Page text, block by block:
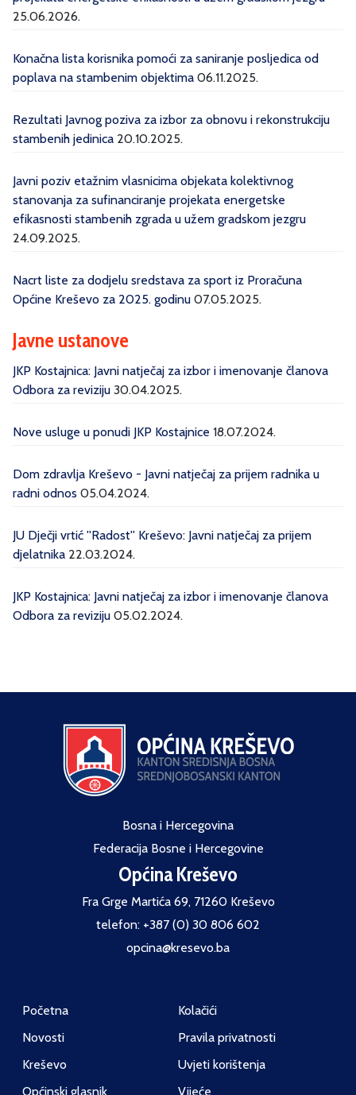
25.06.2026.
Konačna lista korisnika pomoći za saniranje posljedica od
poplava na stambenim objektima 06.11.2025.
Rezultati Javnog poziva za izbor za obnovu i rekonstrukciju
stambenih jedinica 20.10.2025.
Javni poziv etažnim vlasnicima objekata kolektivnog
stanovanja za sufinanciranje projekata energetske
efikasnosti stambenih zgrada u užem gradskom jezgru
24.09.2025.
Nacrt liste za dodjelu sredstava za sport iz Proračuna
Općine Kreševo za 2025. godinu 07.05.2025.
Javne ustanove
JKP Kostajnica: Javni natječaj za izbor i imenovanje članova
Odbora za reviziju 30.04.2025.
Nove usluge u ponudi JKP Kostajnice 18.07.2024.
Dom zdravlja Kreševo - Javni natječaj za prijem radnika u
radni odnos 05.04.2024.
JU Dječji vrtić ''Radost'' Kreševo: Javni natječaj za prijem
djelatnika 22.03.2024.
JKP Kostajnica: Javni natječaj za izbor i imenovanje članova
Odbora za reviziju 05.02.2024.
Bosna i Hercegovina
Federacija Bosne i Hercegovine
Općina Kreševo
Fra Grge Martića 69, 71260 Kreševo
telefon: +387 (0) 30 806 602
opcina@kresevo.ba
Početna
Novosti
Kreševo
Općinski glasnik
Kolačići
Pravila privatnosti
Uvjeti korištenja
Vijeće